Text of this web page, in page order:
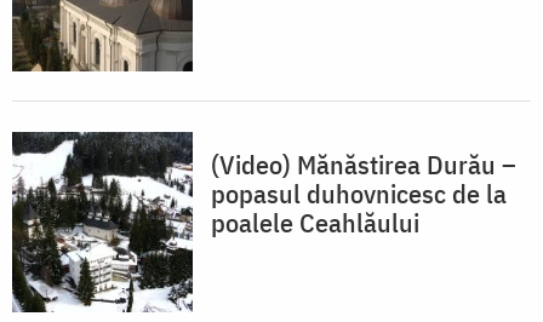
(Video) Mănăstirea Durău –
popasul duhovnicesc de la
poalele Ceahlăului